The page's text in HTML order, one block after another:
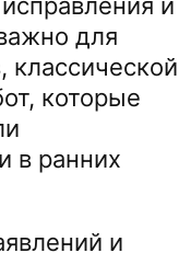
для
классической
которые
в ранних
и